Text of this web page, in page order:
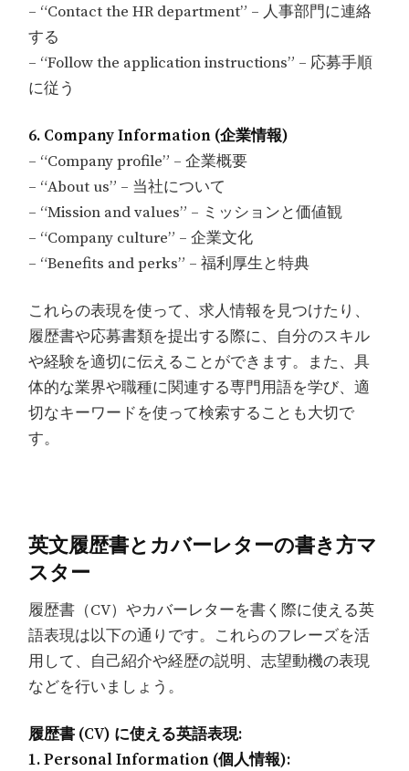
– “Contact the HR department” – 人事部門に連絡
する
– “Follow the application instructions” – 応募手順
に従う
6. Company Information (企業情報)
– “Company profile” – 企業概要
– “About us” – 当社について
– “Mission and values” – ミッションと価値観
– “Company culture” – 企業文化
– “Benefits and perks” – 福利厚生と特典
これらの表現を使って、求人情報を見つけたり、
履歴書や応募書類を提出する際に、自分のスキル
や経験を適切に伝えることができます。また、具
体的な業界や職種に関連する専門用語を学び、適
切なキーワードを使って検索することも大切で
す。
英文履歴書とカバーレターの書き方マ
スター
履歴書（CV）やカバーレターを書く際に使える英
語表現は以下の通りです。これらのフレーズを活
用して、自己紹介や経歴の説明、志望動機の表現
などを行いましょう。
履歴書 (CV) に使える英語表現:
1. Personal Information (個人情報):